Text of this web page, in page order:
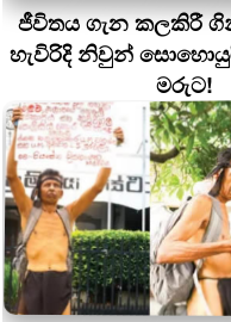
ජීවිතය ගැන කලකිරී
හැවිරිදි නිවුන්
මරුට!